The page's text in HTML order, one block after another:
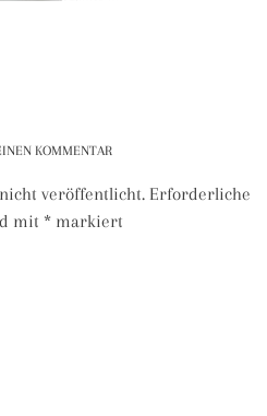
KOMMENTAR
veröffentlicht. Erforderliche
mit *markiert